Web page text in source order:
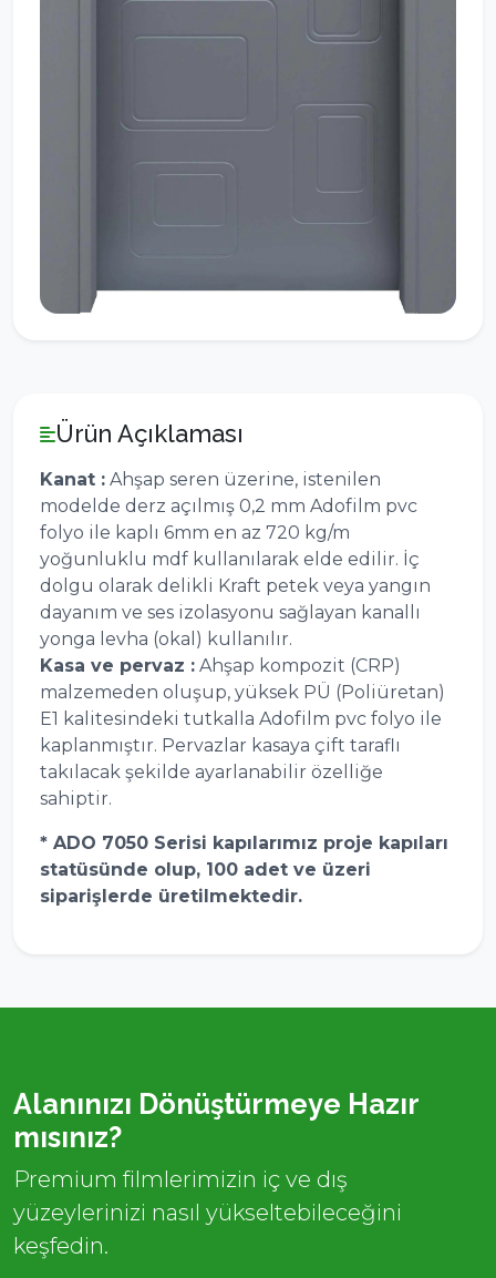
Ürün Açıklaması
Kanat : Ahşap seren üzerine, istenilen
modelde derz açılmış 0,2 mm Adofilm pvc
folyo ile kaplı 6mm en az 720 kg/m
yoğunluklu mdf kullanılarak elde edilir. İç
dolgu olarak delikli Kraft petek veya yangın
dayanım ve ses izolasyonu sağlayan kanallı
yonga levha (okal) kullanılır.
Kasa ve pervaz : Ahşap kompozit (CRP)
malzemeden oluşup, yüksek PÜ (Poliüretan)
E1 kalitesindeki tutkalla Adofilm pvc folyo ile
kaplanmıştır. Pervazlar kasaya çift taraflı
takılacak şekilde ayarlanabilir özelliğe
sahiptir.
* ADO 7050 Serisi kapılarımız proje kapıları
statüsünde olup, 100 adet ve üzeri
siparişlerde üretilmektedir.
Alanınızı Dönüştürmeye Hazır
mısınız?
Premium filmlerimizin iç ve dış
yüzeylerinizi nasıl yükseltebileceğini
keşfedin.